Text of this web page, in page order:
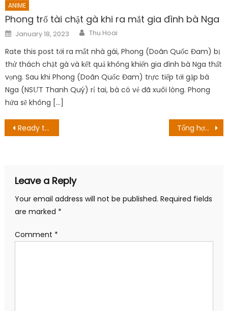
ANIME
Phong trổ tài chặt gà khi ra mắt gia đình bà Nga
Posted
on
January 18, 2023 Author
Thu Hoai
Rate this post tới ra mắt nhà gái, Phong (Doãn Quốc Đam) bị
thử thách chặt gà và kết quả không khiến gia đình bà Nga thất
vọng. Sau khi Phong (Doãn Quốc Đam) trực tiếp tới gặp bà
Nga (NSƯT Thanh Quý) rỉ tai, bà có vẻ đã xuôi lòng. Phong
hứa sẽ không […]
Post
Ready to Love Season 6 Tập 9 Ngày phát hành: Fighting For Randall Tổng hợp lại những tin tức quan trọng đã xuất hiện trong Jump Festa 2022
Leave a Reply
Your email address will not be published. Required fields
are marked *
Comment *